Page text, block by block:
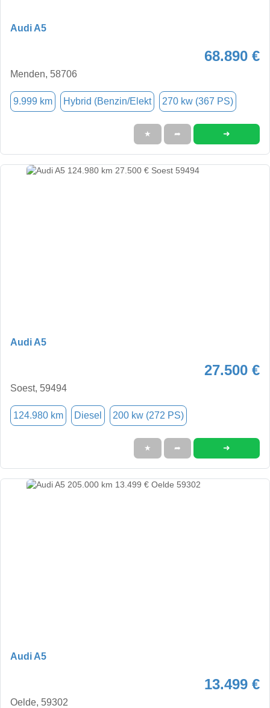
Audi A5
68.890 €
Menden, 58706
9.999 km Hybrid (Benzin/Elekt 270 kw (367 PS)
★ ➦ ➜
Audi A5
27.500 €
Soest, 59494
124.980 km Diesel 200 kw (272 PS)
★ ➦ ➜
Audi A5
13.499 €
Oelde, 59302